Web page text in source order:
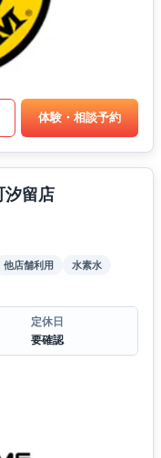
体験・相談予約
汐留店
他店舗利用
水素水
定休日
要確認